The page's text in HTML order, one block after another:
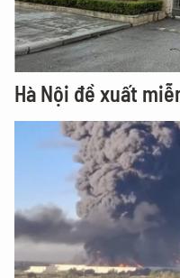
Hà Nội đề xuất